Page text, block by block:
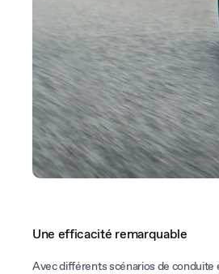
Une efficacité remarquable
Avec différents scénarios de conduite